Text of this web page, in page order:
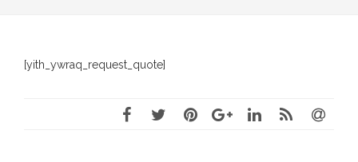
[yith_ywraq_request_quote]